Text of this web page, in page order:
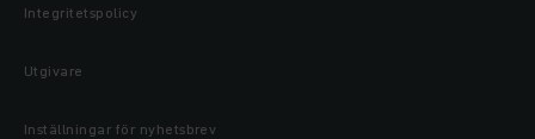
Integritetspolicy
Utgivare
Inställningar för nyhetsbrev